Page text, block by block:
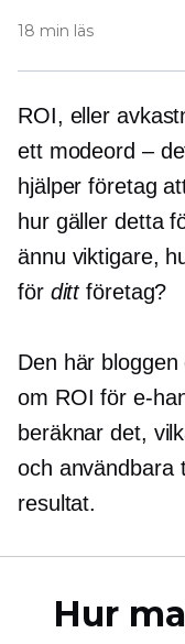
18 min läs
ROI, eller
ett modeord –
hjälper företag
hur gäller detta
ännu viktigare,
för dittföretag?
Den här
om ROI för e-
beräknar det,
och användbara
resultat.
Hur